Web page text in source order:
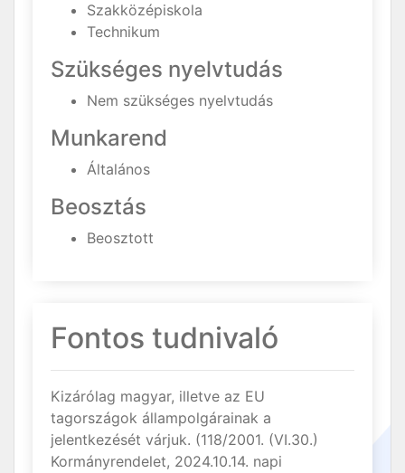
Szakközépiskola
Technikum
Szükséges nyelvtudás
Nem szükséges nyelvtudás
Munkarend
Általános
Beosztás
Beosztott
Fontos tudnivaló
Kizárólag magyar, illetve az EU
tagországok állampolgárainak a
jelentkezését várjuk. (118/2001. (VI.30.)
Kormányrendelet, 2024.10.14. napi